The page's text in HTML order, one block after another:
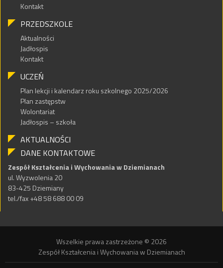
Kontakt
PRZEDSZKOLE
Aktualności
Jadłospis
Kontakt
UCZEŃ
Plan lekcji i kalendarz roku szkolnego 2025/2026
Plan zastępstw
Wolontariat
Jadłospis – szkoła
AKTUALNOŚCI
DANE KONTAKTOWE
Zespół Kształcenia i Wychowania w Dziemianach
ul. Wyzwolenia 20
83-425 Dziemiany
tel./fax +48 58 688 00 09
Wszelkie prawa zastrzeżone © 2026
Zespół Kształcenia i Wychowania w Dziemianach